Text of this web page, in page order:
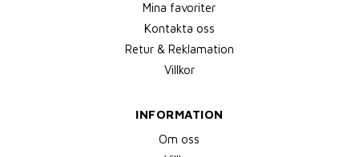
Mina favoriter
Kontakta oss
Retur & Reklamation
Villkor
INFORMATION
Om oss